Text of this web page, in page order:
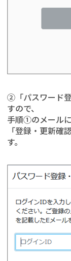
②「パスワード
すので、
手順①のメール
「登録・更新確
す。